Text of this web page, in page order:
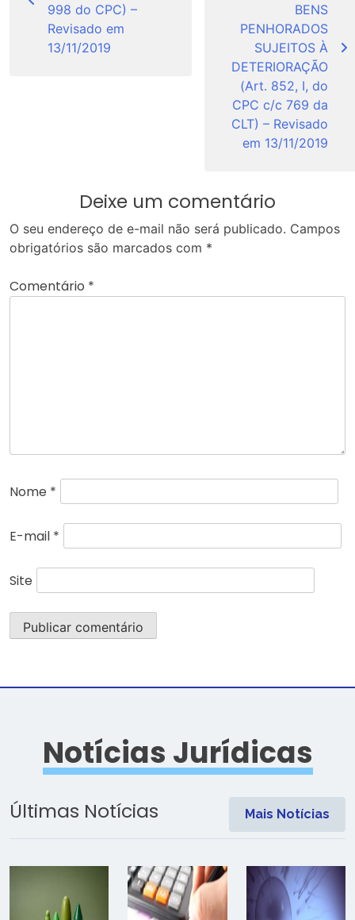
998 do CPC) –
Revisado em
13/11/2019
BENS
PENHORADOS
SUJEITOS À
DETERIORAÇÃO
(Art. 852, I, do
CPC c/c 769 da
CLT) – Revisado
em 13/11/2019
Deixe um comentário
O seu endereço de e-mail não será publicado. Campos
obrigatórios são marcados com *
Comentário *
Nome *
E-mail *
Site
Notícias Jurídicas
Últimas Notícias Mais Notícias